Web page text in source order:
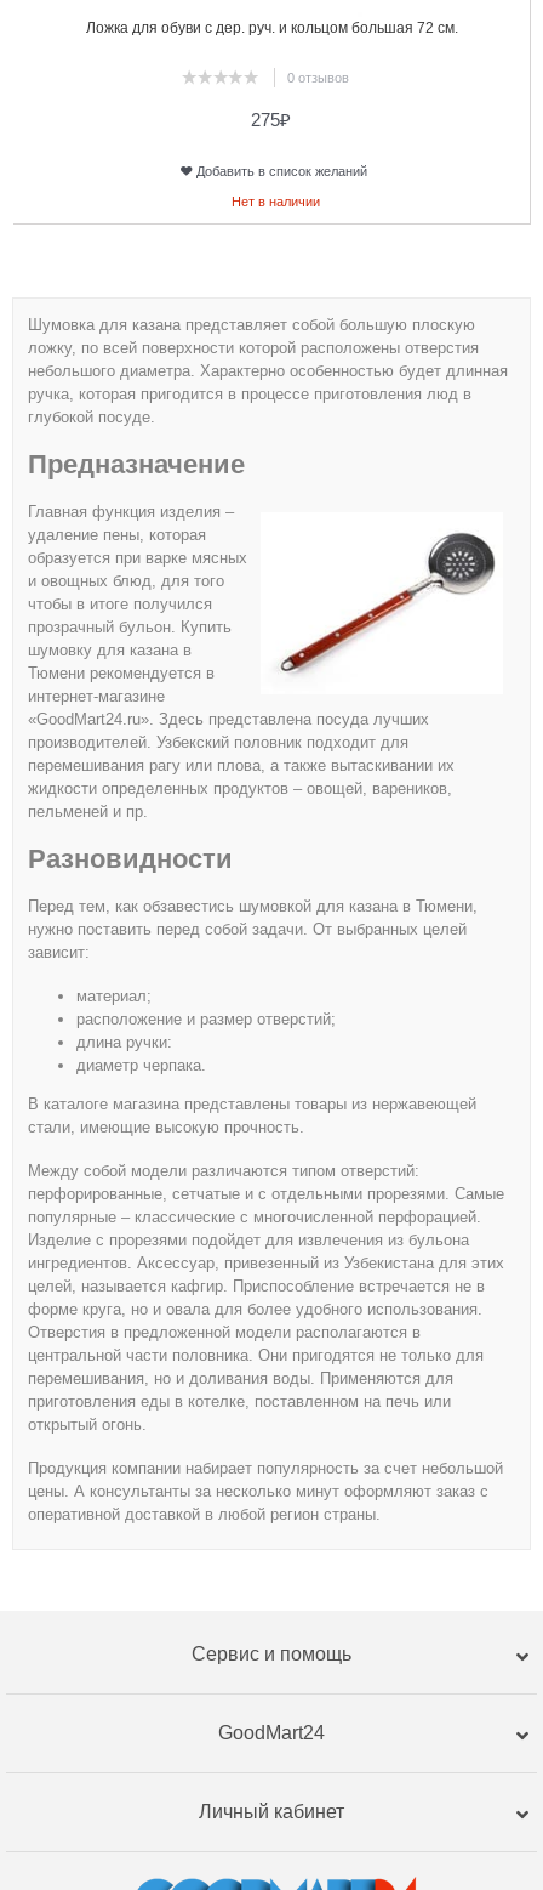
Ложка для обуви с дер. руч. и кольцом большая 72 см.
0 отзывов
275₽
Добавить в список желаний
Нет в наличии
Шумовка для казана представляет собой большую плоскую
ложку, по всей поверхности которой расположены отверстия
небольшого диаметра. Характерно особенностью будет длинная
ручка, которая пригодится в процессе приготовления люд в
глубокой посуде.
Предназначение
Главная функция изделия –
удаление пены, которая
образуется при варке мясных
и овощных блюд, для того
чтобы в итоге получился
прозрачный бульон. Купить
шумовку для казана в
Тюмени рекомендуется в
интернет-магазине
«GoodMart24.ru». Здесь представлена посуда лучших
производителей. Узбекский половник подходит для
перемешивания рагу или плова, а также вытаскивании их
жидкости определенных продуктов – овощей, вареников,
пельменей и пр.
Разновидности
Перед тем, как обзавестись шумовкой для казана в Тюмени,
нужно поставить перед собой задачи. От выбранных целей
зависит:
материал;
расположение и размер отверстий;
длина ручки:
диаметр черпака.
В каталоге магазина представлены товары из нержавеющей
стали, имеющие высокую прочность.
Между собой модели различаются типом отверстий:
перфорированные, сетчатые и с отдельными прорезями. Самые
популярные – классические с многочисленной перфорацией.
Изделие с прорезями подойдет для извлечения из бульона
ингредиентов. Аксессуар, привезенный из Узбекистана для этих
целей, называется кафгир. Приспособление встречается не в
форме круга, но и овала для более удобного использования.
Отверстия в предложенной модели располагаются в
центральной части половника. Они пригодятся не только для
перемешивания, но и доливания воды. Применяются для
приготовления еды в котелке, поставленном на печь или
открытый огонь.
Продукция компании набирает популярность за счет небольшой
цены. А консультанты за несколько минут оформляют заказ с
оперативной доставкой в любой регион страны.
Сервис и помощь
GoodMart24
Личный кабинет